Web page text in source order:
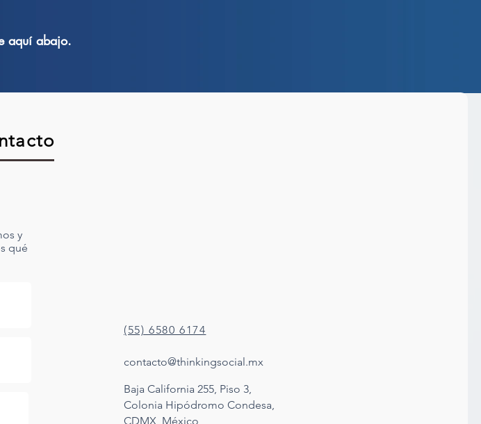
aquí abajo.
y
qué
(55) 6580 6174
contacto@thinkingsocial.mx
Baja California 255, Piso 3,
Colonia Hipódromo Condesa,
CDMX, México